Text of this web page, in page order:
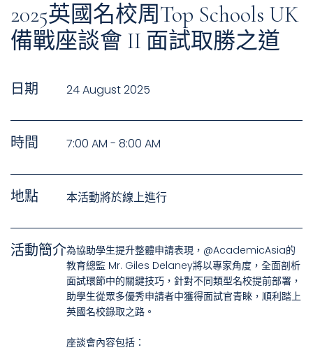
2025英國名校周Top Schools UK
備戰座談會 II 面試取勝之道
日期 24 August 2025
時間 7:00 AM - 8:00 AM
地點 本活動將於線上進行
活動簡介為協助學生提升整體申請表現，@AcademicAsia的
教育總監 Mr. Giles Delaney將以專家角度，全面剖析
面試環節中的關鍵技巧，針對不同類型名校提前部署，
助學生從眾多優秀申請者中獲得面試官青睞，順利踏上
英國名校錄取之路。
座談會內容包括：